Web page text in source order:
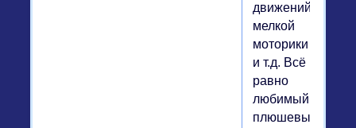
движений,
мелкой
моторики
и т.д. Всё
равно
любимый
плюшевый